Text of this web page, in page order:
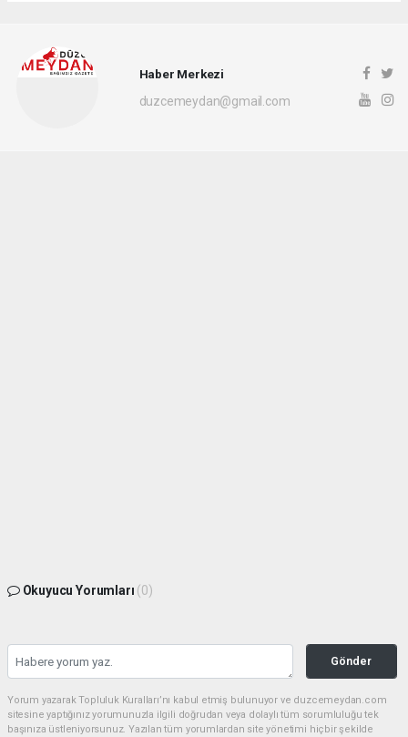
Haber Merkezi
duzcemeydan@gmail.com
Okuyucu Yorumları (0)
Gönder
Yorum yazarak Topluluk Kuralları’nı kabul etmiş bulunuyor ve duzcemeydan.com
sitesine yaptığınız yorumunuzla ilgili doğrudan veya dolaylı tüm sorumluluğu tek
başınıza üstleniyorsunuz. Yazılan tüm yorumlardan site yönetimi hiçbir şekilde